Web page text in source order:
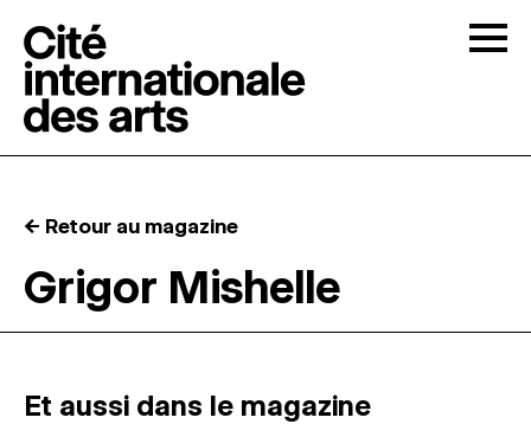
RÉSIDENCES ↓
ATELIERS OUVERTS
← Retour au magazine
Grigor Mishelle
Et aussi dans le magazine